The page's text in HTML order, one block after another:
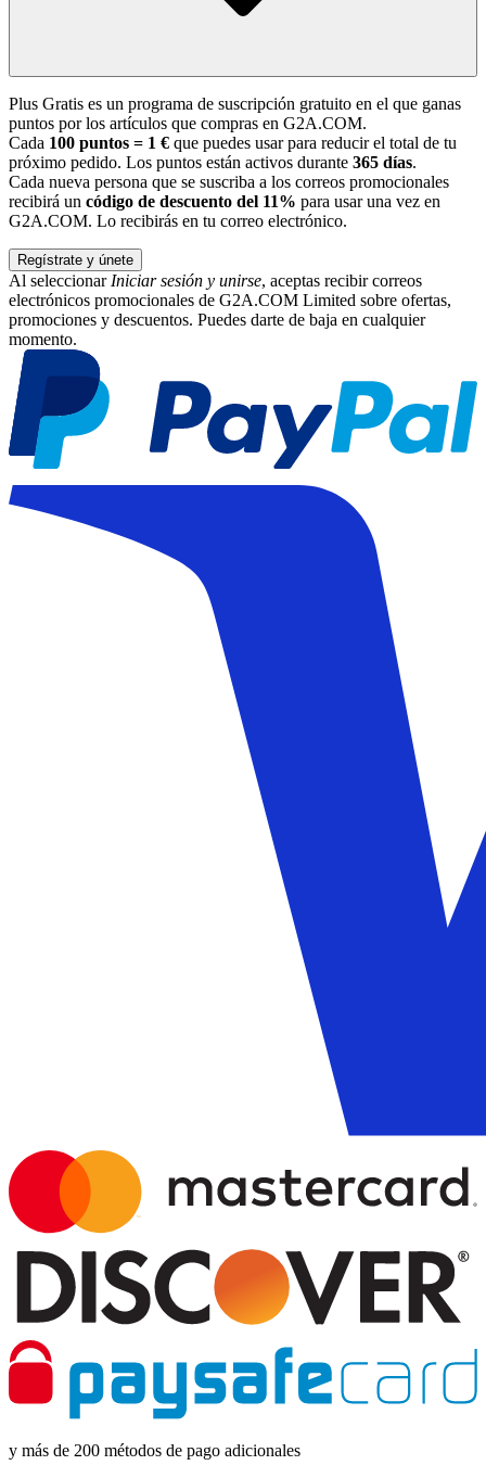
Plus Gratis es un programa de suscripción gratuito en el que ganas
puntos por los artículos que compras en G2A.COM.
Cada 100 puntos = 1 € que puedes usar para reducir el total de tu
próximo pedido. Los puntos están activos durante 365 días.
Cada nueva persona que se suscriba a los correos promocionales
recibirá un código de descuento del 11% para usar una vez en
G2A.COM. Lo recibirás en tu correo electrónico.
Regístrate y únete
Al seleccionar Iniciar sesión y unirse, aceptas recibir correos
electrónicos promocionales de G2A.COM Limited sobre ofertas,
promociones y descuentos. Puedes darte de baja en cualquier
momento.
y más de 200 métodos de pago adicionales